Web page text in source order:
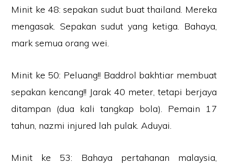
Minit ke 48: sepakan sudut buat thailand. Mereka
mengasak. Sepakan sudut yang ketiga. Bahaya,
mark semua orang wei.
Minit ke 50: Peluang!! Baddrol bakhtiar membuat
sepakan kencang!! Jarak 40 meter, tetapi berjaya
ditampan (dua kali tangkap bola). Pemain 17
tahun, nazmi injured lah pulak. Aduyai.
Minit ke 53: Bahaya pertahanan malaysia,